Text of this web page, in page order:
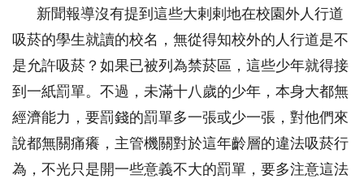
新聞報導沒有提到這些大剌剌地在校園外人行道
吸菸的學生就讀的校名，無從得知校外的人行道是不
是允許吸菸？如果已被列為禁菸區，這些少年就得接
到一紙罰單。不過，未滿十八歲的少年，本身大都無
經濟能力，要罰錢的罰單多一張或少一張，對他們來
說都無關痛癢，主管機關對於這年齡層的違法吸菸行
為，不光只是開一些意義不大的罰單，要多注意這法